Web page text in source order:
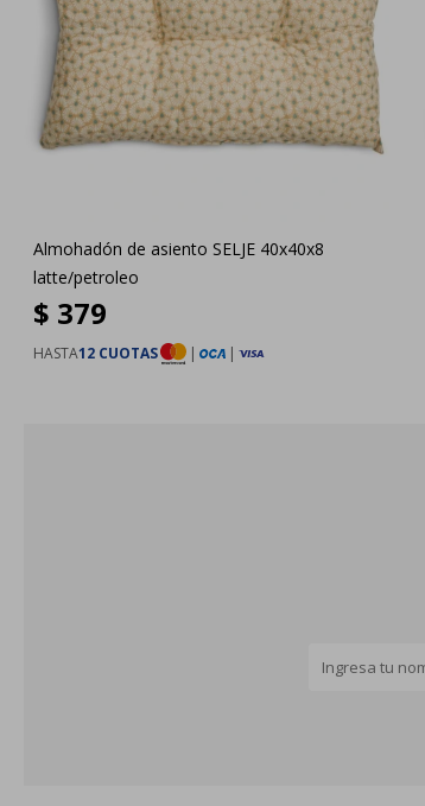
Almohadón de asiento SELJE 40x40x8
latte/petroleo
$ 379
HASTA12 CUOTAS | |